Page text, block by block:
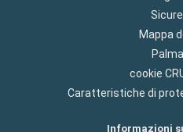
Mappa
cookie
Caratteristiche di
Informazioni